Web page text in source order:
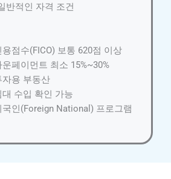
반적인 자격 조건
용점수(FICO) 보통 620점 이상
운페이먼트 최소 15%~30%
자용 부동산
대 수입 확인 가능
국인(Foreign National) 프로그램